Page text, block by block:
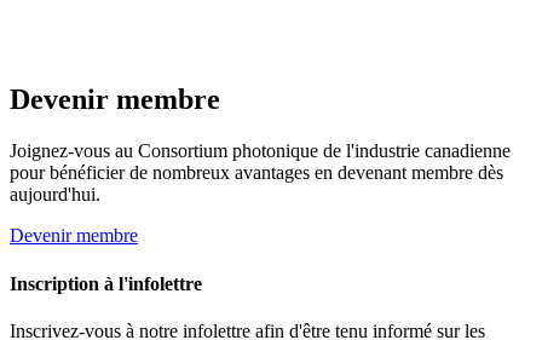
Devenir membre
Joignez-vous au Consortium photonique de l'industrie canadienne
pour bénéficier de nombreux avantages en devenant membre dès
aujourd'hui.
Devenir membre
Inscription à l'infolettre
Inscrivez-vous à notre infolettre afin d'être tenu informé sur les